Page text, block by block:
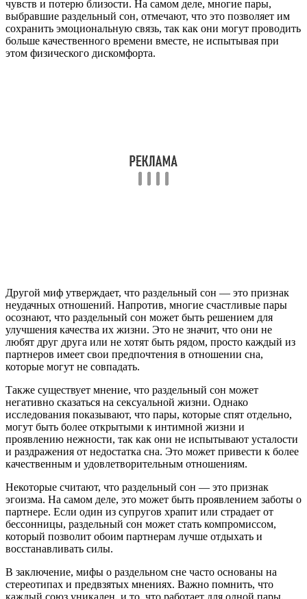
чувств и потерю близости. На самом деле, многие пары,
выбравшие раздельный сон, отмечают, что это позволяет им
сохранить эмоциональную связь, так как они могут проводить
больше качественного времени вместе, не испытывая при
этом физического дискомфорта.
Другой миф утверждает, что раздельный сон — это признак
неудачных отношений. Напротив, многие счастливые пары
осознают, что раздельный сон может быть решением для
улучшения качества их жизни. Это не значит, что они не
любят друг друга или не хотят быть рядом, просто каждый из
партнеров имеет свои предпочтения в отношении сна,
которые могут не совпадать.
Также существует мнение, что раздельный сон может
негативно сказаться на сексуальной жизни. Однако
исследования показывают, что пары, которые спят отдельно,
могут быть более открытыми к интимной жизни и
проявлению нежности, так как они не испытывают усталости
и раздражения от недостатка сна. Это может привести к более
качественным и удовлетворительным отношениям.
Некоторые считают, что раздельный сон — это признак
эгоизма. На самом деле, это может быть проявлением заботы о
партнере. Если один из супругов храпит или страдает от
бессонницы, раздельный сон может стать компромиссом,
который позволит обоим партнерам лучше отдыхать и
восстанавливать силы.
В заключение, мифы о раздельном сне часто основаны на
стереотипах и предвзятых мнениях. Важно помнить, что